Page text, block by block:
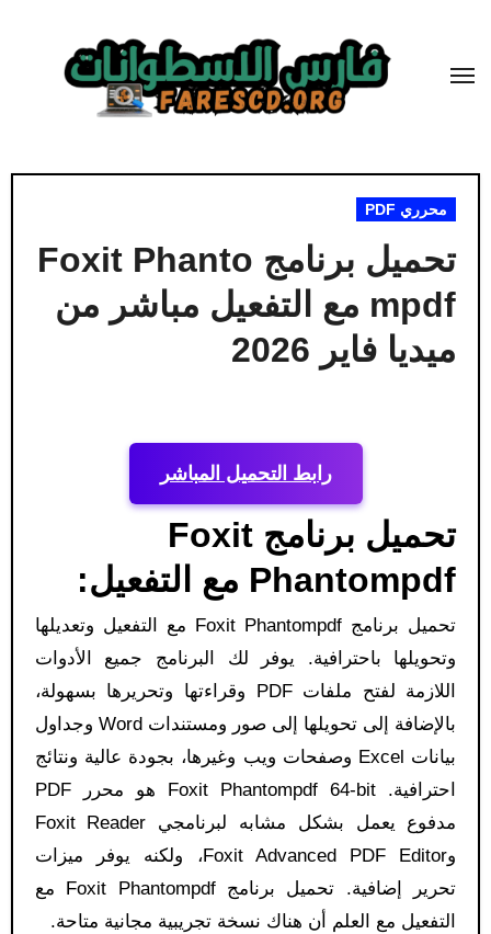
المحتوى
محرري PDF
تحميل برنامج Foxit Phanto
mpdf مع التفعيل مباشر من
ميديا ​​فاير 2026
رابط التحميل المباشر
تحميل برنامج Foxit
Phantompdf مع التفعيل:
تحميل برنامج Foxit Phantompdf مع التفعيل وتعديلها
وتحويلها باحترافية. يوفر لك البرنامج جميع الأدوات
اللازمة لفتح ملفات PDF وقراءتها وتحريرها بسهولة،
بالإضافة إلى تحويلها إلى صور ومستندات Word وجداول
بيانات Excel وصفحات ويب وغيرها، بجودة عالية ونتائج
احترافية. Foxit Phantompdf 64-bit هو محرر PDF
مدفوع يعمل بشكل مشابه لبرنامجي Foxit Reader
وFoxit Advanced PDF Editor، ولكنه يوفر ميزات
تحرير إضافية. تحميل برنامج Foxit Phantompdf مع
التفعيل مع العلم أن هناك نسخة تجريبية مجانية متاحة.